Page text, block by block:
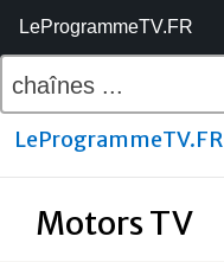
LeProgrammeTV.FR
chaînes ...
LeProgrammeTV.FR
Motors TV